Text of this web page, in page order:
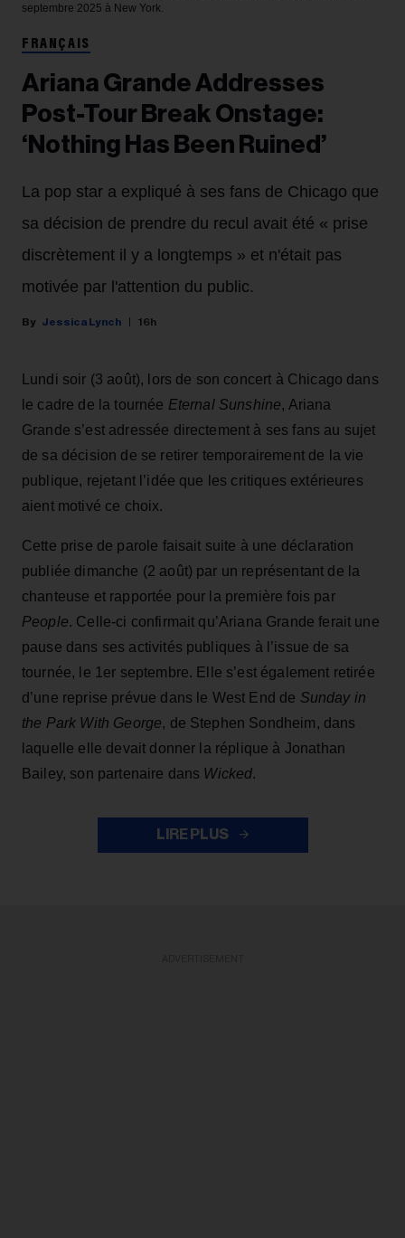
septembre 2025 à New York.
FRANÇAIS
Ariana Grande Addresses
Post-Tour Break Onstage:
‘Nothing Has Been Ruined’
La pop star a expliqué à ses fans de Chicago que
sa décision de prendre du recul avait été « prise
discrètement il y a longtemps » et n'était pas
motivée par l'attention du public.
Jessica Lynch 16h
Lundi soir (3 août), lors de son concert à Chicago dans
le cadre de la tournée Eternal Sunshine, Ariana
Grande s’est adressée directement à ses fans au sujet
de sa décision de se retirer temporairement de la vie
publique, rejetant l’idée que les critiques extérieures
aient motivé ce choix.
Cette prise de parole faisait suite à une déclaration
publiée dimanche (2 août) par un représentant de la
chanteuse et rapportée pour la première fois par
People. Celle-ci confirmait qu’Ariana Grande ferait une
pause dans ses activités publiques à l’issue de sa
tournée, le 1er septembre. Elle s’est également retirée
d’une reprise prévue dans le West End de Sunday in
the Park With George, de Stephen Sondheim, dans
laquelle elle devait donner la réplique à Jonathan
Bailey, son partenaire dans Wicked.
LIRE PLUS